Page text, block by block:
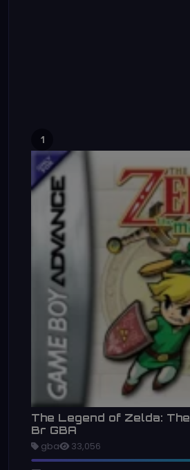
1
The Legend of Zelda:
Br GBA
gba 33,056